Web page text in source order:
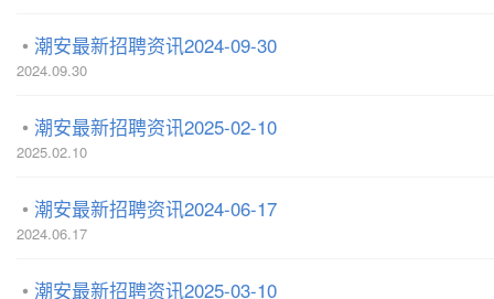
潮安最新招聘资讯2024-09-30
2024.09.30
潮安最新招聘资讯2025-02-10
2025.02.10
潮安最新招聘资讯2024-06-17
2024.06.17
潮安最新招聘资讯2025-03-10